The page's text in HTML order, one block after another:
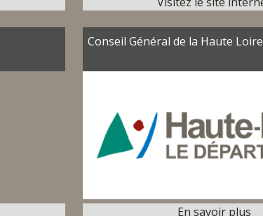
Conseil Général de la Haute Loire